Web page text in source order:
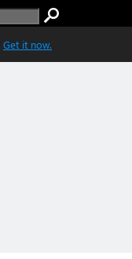
Get it now.